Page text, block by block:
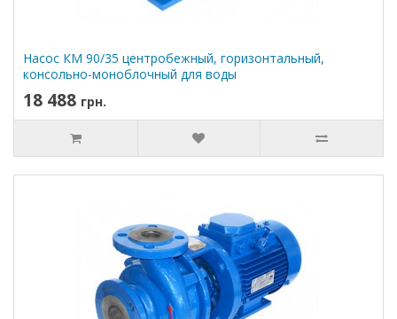
Насос КМ 90/35 центробежный, горизонтальный,
консольно-моноблочный для воды
18 488 грн.